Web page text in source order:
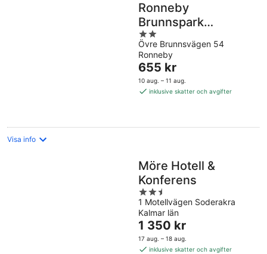
Ronneby
Brunnspark
Vandrarhem och
B&B - Hostel
2
out
of
5
Övre Brunnsvägen 54
Ronneby
Priset
är
655 kr
655 kr
10 aug. – 11 aug.
inklusive skatter och avgifter
Visa info
Möre Hotell &
Konferens
2.5
out
of
5
1 Motellvägen Soderakra
Kalmar län
Priset
är
1 350 kr
1 350 kr
17 aug. – 18 aug.
inklusive skatter och avgifter